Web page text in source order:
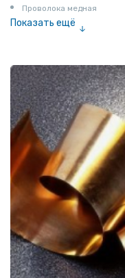
Проволока медная
Показать ещё